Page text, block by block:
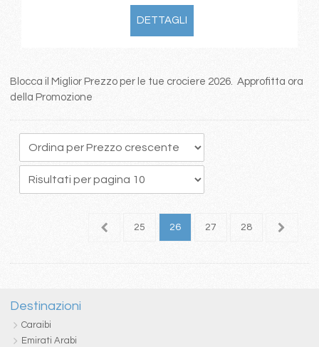
DETTAGLI
Blocca il Miglior Prezzo per le tue crociere 2026. Approfitta ora
della Promozione
24 25 26 27 28
Destinazioni
Caraibi
Emirati Arabi